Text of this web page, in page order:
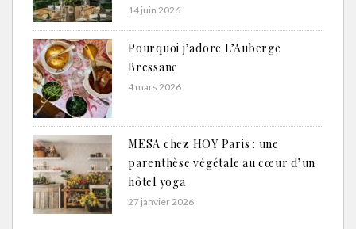
14 juin 2026
Pourquoi j’adore L’Auberge
Bressane
4 mars 2026
MESA chez HOY Paris : une
parenthèse végétale au cœur d’un
hôtel yoga
27 janvier 2026